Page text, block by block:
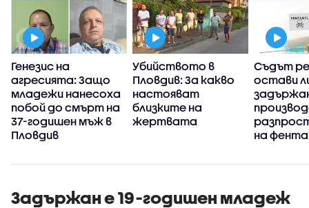
Генезис на
агресията: Защо
младежи нанесоха
побой до смърт на
37-годишен мъж в
Пловдив
Убийството в
Пловдив: За какво
настояват
близките на
жертвата
Съдът
остави
на
Задържан е 19-годишен младеж